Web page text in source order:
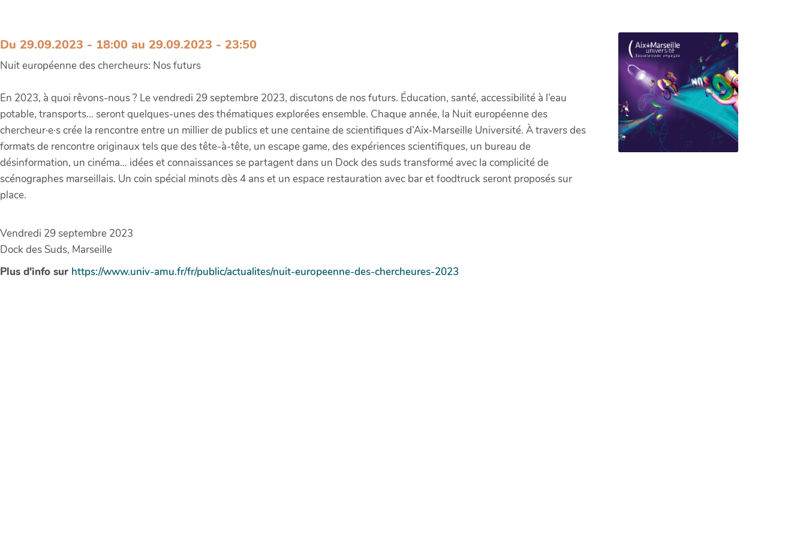
Du 29.09.2023 - 18:00 au 29.09.2023 - 23:50
Nuit européenne des chercheurs: Nos futurs
En 2023, à quoi rêvons-nous ? Le vendredi 29 septembre 2023, discutons de nos futurs. Éducation, santé, accessibilité à l’eau
potable, transports… seront quelques-unes des thématiques explorées ensemble. Chaque année, la Nuit européenne des
chercheur·e·s crée la rencontre entre un millier de publics et une centaine de scientifiques d’Aix-Marseille Université. À travers des
formats de rencontre originaux tels que des tête-à-tête, un escape game, des expériences scientifiques, un bureau de
désinformation, un cinéma… idées et connaissances se partagent dans un Dock des suds transformé avec la complicité de
scénographes marseillais. Un coin spécial minots dès 4 ans et un espace restauration avec bar et foodtruck seront proposés sur
place.
Vendredi 29 septembre 2023
Dock des Suds, Marseille
Plus d'info sur https://www.univ-amu.fr/fr/public/actualites/nuit-europeenne-des-chercheures-2023